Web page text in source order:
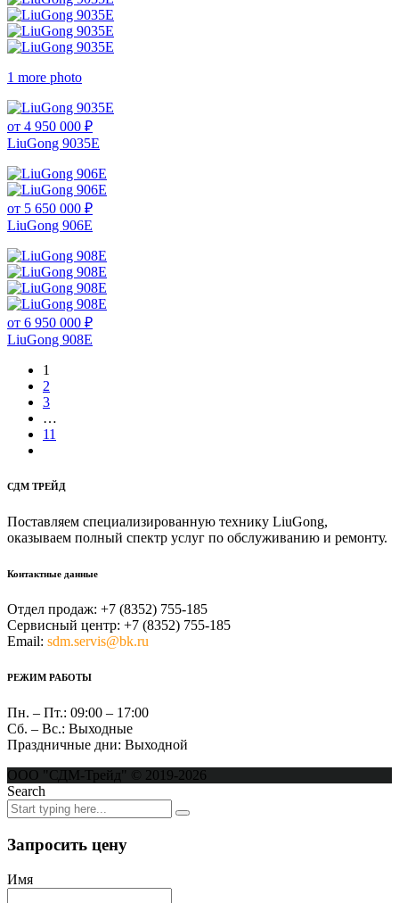
1 more photo
от 4 950 000 ₽
LiuGong 9035E
от 5 650 000 ₽
LiuGong 906E
от 6 950 000 ₽
LiuGong 908E
1
2
3
…
11
СДМ ТРЕЙД
Поставляем специализированную технику LiuGong,
оказываем полный спектр услуг по обслуживанию и ремонту.
Контактные данные
Отдел продаж: +7 (8352) 755-185
Сервисный центр: +7 (8352) 755-185
Email: sdm.servis@bk.ru
РЕЖИМ РАБОТЫ
Пн. – Пт.: 09:00 – 17:00
Сб. – Вс.: Выходные
Праздничные дни: Выходной
ООО "СДМ-Трейд" © 2019-2026
Search
Запросить цену
Имя